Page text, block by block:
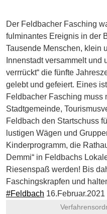
Schnöll
gfrogt
Zonen
Podcast
Der Feldbacher Fasching
fulminantes Ereignis in der
Tausende Menschen, klein
Innenstadt versammelt und
verrrückt“ die fünfte
gelebt und gefeiert. Eines
Feldbacher Fasching muss
Stadtgemeinde,
Feldbach den Startschuss
lustigen Wägen und
Kinderprogramm, die
Demmi“ in Feldbachs
Riesenspaß werden! Bis
Faschingskrapfen und
#Feldbach 16.Februar.2021